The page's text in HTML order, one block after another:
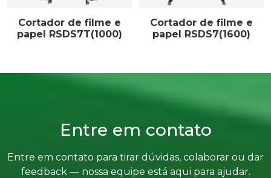
Cortador de filme e
papel RSDS7T(1000)
Cortador de filme e
papel RSDS7(1600)
Entre em contato
Entre em contato para tirar dúvidas, colaborar ou dar
feedback — nossa equipe está aqui para ajudar.